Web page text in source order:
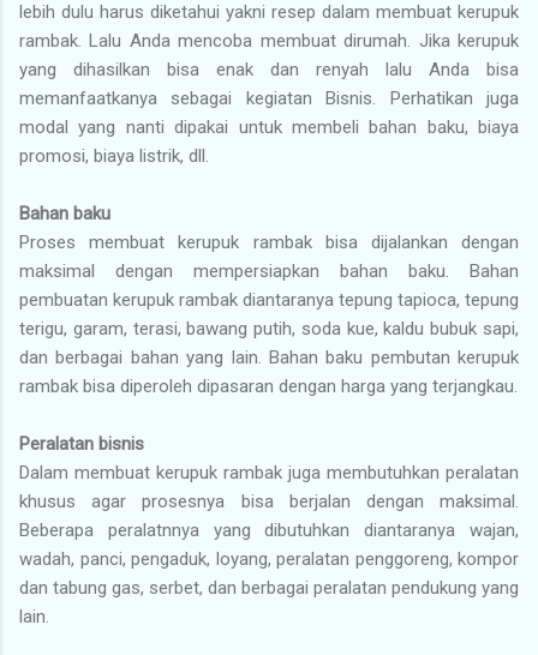
lebih dulu harus diketahui yakni resep dalam membuat kerupuk
rambak. Lalu Anda mencoba membuat dirumah. Jika kerupuk
yang dihasilkan bisa enak dan renyah lalu Anda bisa
memanfaatkanya sebagai kegiatan Bisnis. Perhatikan juga
modal yang nanti dipakai untuk membeli bahan baku, biaya
promosi, biaya listrik, dll.
Bahan baku
Proses membuat kerupuk rambak bisa dijalankan dengan
maksimal dengan mempersiapkan bahan baku. Bahan
pembuatan kerupuk rambak diantaranya tepung tapioca, tepung
terigu, garam, terasi, bawang putih, soda kue, kaldu bubuk sapi,
dan berbagai bahan yang lain. Bahan baku pembutan kerupuk
rambak bisa diperoleh dipasaran dengan harga yang terjangkau.
Peralatan bisnis
Dalam membuat kerupuk rambak juga membutuhkan peralatan
khusus agar prosesnya bisa berjalan dengan maksimal.
Beberapa peralatnnya yang dibutuhkan diantaranya wajan,
wadah, panci, pengaduk, loyang, peralatan penggoreng, kompor
dan tabung gas, serbet, dan berbagai peralatan pendukung yang
lain.